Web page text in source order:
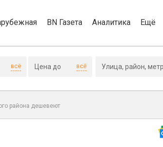
BN Газета Аналитика Ещё
всё всё
района дешевеют